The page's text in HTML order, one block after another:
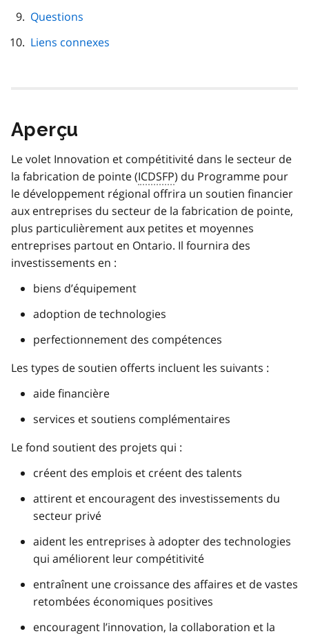
Questions
Liens connexes
Aperçu
Le volet Innovation et compétitivité dans le secteur de
la fabrication de pointe (ICDSFP) du Programme pour
le développement régional offrira un soutien financier
aux entreprises du secteur de la fabrication de pointe,
plus particulièrement aux petites et moyennes
entreprises partout en Ontario. Il fournira des
investissements en :
biens d’équipement
adoption de technologies
perfectionnement des compétences
Les types de soutien offerts incluent les suivants :
aide financière
services et soutiens complémentaires
Le fond soutient des projets qui :
créent des emplois et créent des talents
attirent et encouragent des investissements du
secteur privé
aident les entreprises à adopter des technologies
qui améliorent leur compétitivité
entraînent une croissance des affaires et de vastes
retombées économiques positives
encouragent l’innovation, la collaboration et la